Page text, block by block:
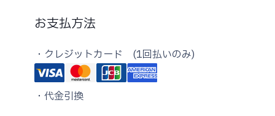
お支払方法
・クレジットカード (1回払いのみ)
・代金引換